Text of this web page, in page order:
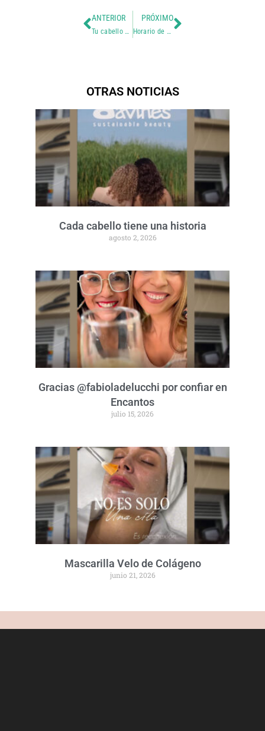
ANTERIOR
Tu cabello puede volver a la vida
PRÓXIMO
Horario de atención en Navidad
OTRAS NOTICIAS
Cada cabello tiene una historia
agosto 2, 2026
Gracias @fabioladelucchi por confiar en
Encantos
julio 15, 2026
Mascarilla Velo de Colágeno
junio 21, 2026